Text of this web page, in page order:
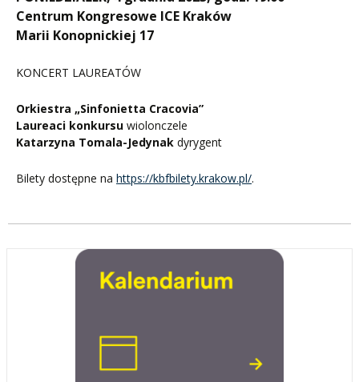
Centrum Kongresowe ICE Kraków
Marii Konopnickiej 17
KONCERT LAUREATÓW
Orkiestra „Sinfonietta Cracovia”
Laureaci konkursu wiolonczele
Katarzyna Tomala-Jedynak dyrygent
Bilety dostępne na https://kbfbilety.krakow.pl/.